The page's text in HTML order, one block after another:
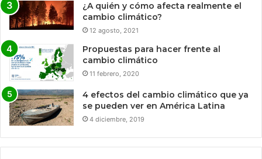
¿A quién y cómo afecta realmente el
cambio climático?
12 agosto, 2021
Propuestas para hacer frente al
cambio climático
11 febrero, 2020
4 efectos del cambio climático que ya
se pueden ver en América Latina
4 diciembre, 2019